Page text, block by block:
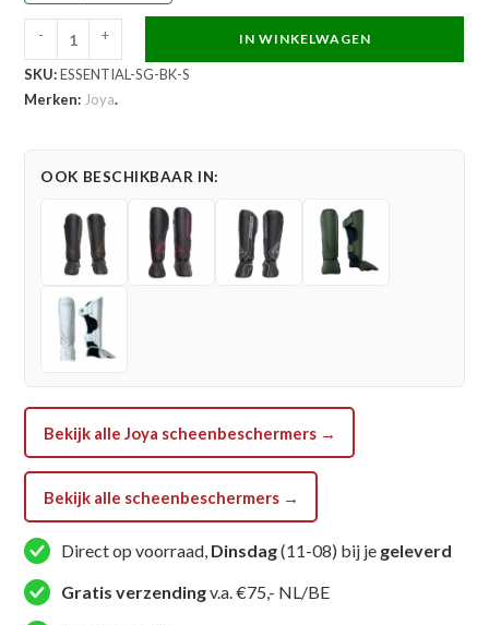
Essential
Scheenbeschermers
aantal
- + IN WINKELWAGEN
SKU:ESSENTIAL-SG-BK-S
Merken: Joya.
OOK BESCHIKBAAR IN:
Bekijk alle Joya scheenbeschermers →
Bekijk alle scheenbeschermers →
Direct op voorraad, Dinsdag(11-08) bij je geleverd
Gratis verzendingv.a. €75,- NL/BE